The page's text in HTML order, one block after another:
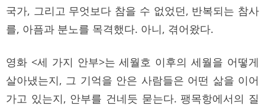
국가, 그리고 무엇보다 참을 수 없었던, 반복되는 참사
를, 아픔과 분노를 목격했다. 아니, 겪어왔다.
영화 <세 가지 안부>는 세월호 이후의 세월을 어떻게
살아냈는지, 그 기억을 안은 사람들은 어떤 삶을 이어
가고 있는지, 안부를 건네듯 묻는다. 팽목항에서의 질